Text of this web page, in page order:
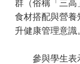
群（俗稱「三高
食材搭配與營養
升健康管理意識
參與學生表示